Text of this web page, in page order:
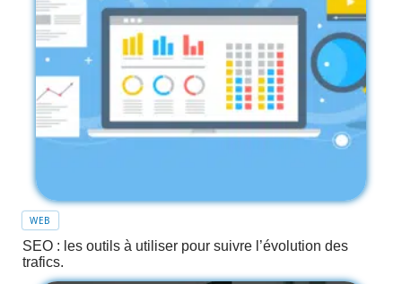
WEB
SEO : les outils à utiliser pour suivre l’évolution des
trafics.